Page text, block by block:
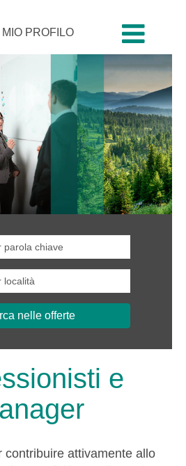
MIO PROFILO
nelle offerte
e
contribuire attivamente allo